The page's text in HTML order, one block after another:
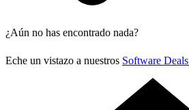
¿Aún no has encontrado nada?
Eche un vistazo a nuestros Software Deals